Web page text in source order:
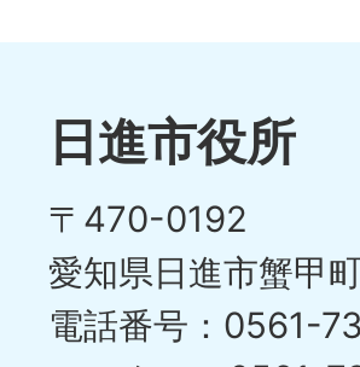
イ
目
の
ス
ラ
イ
日進市役所
〒470-0192
愛知県日進市蟹甲
電話番号：0561-